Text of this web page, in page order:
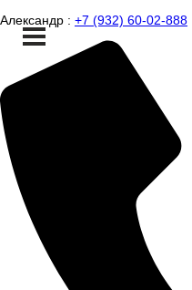
Александр : +7 (932) 60-02-888